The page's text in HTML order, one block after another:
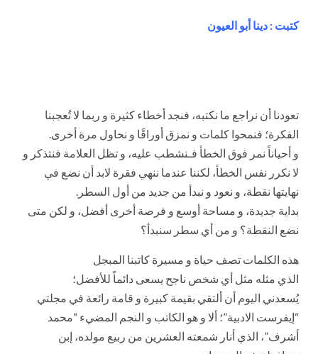
كتبت : دينا أبو العيون
تعودنا أن نراجع ما نكتبه، فنجد أخطاء كثيرة و ربما لا تُعجبنا
الفكرة؛ فنمحوا كلمات و نمزق أوراقًا و نحاول مرة أخرى.
و أحياناً نمر فوق الخطأ فـنشطب عليه، و تظل العلامة فنتذكر و
لا نكرر نفس الخطأ، لكننا عندما ننهي فقرة لابد أن نضع في
نهايتها نقطة، و نعود و نبدأ من جديد من أول السطر.
بداية جديدة، و مساحة أوسع و فرصة أخرى أفضل، و لكن متى
نضع النقطة؟ و من أي سطر سنبدأ؟
هذه الكلمات تصف حياة و مسيرة كاتبنا المبجل
الذي مثله مثل أي شخص ناجح يسعى دائماً للأفضل؛
يُسعدني اليوم أن ألتقي بقيمة كبيرة و قامة رائعة في مجلتي
“إيفرست الادبية”؛ ألا و هو الكاتب و النجم المضيء “محمد
أشرف”، الذي أنار شمعته العشرين من ربيع مولده، إبن